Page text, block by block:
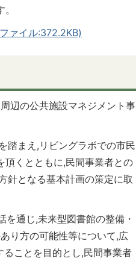
ァイル:372.2KB)
辺の公共施設マネジメント事
踏まえ,リビングラボでの市民
頂くとともに,民間事業者との
針となる基本計画の策定に取
通じ,未来型図書館の整備・
り方の可能性等について,広
ことを目的とし,民間事業者